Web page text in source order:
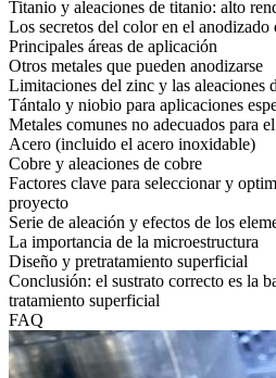
Titanio y aleaciones de titanio: alto
Los secretos del color en el anodizado
Principales áreas de aplicación
Otros metales que pueden anodizarse
Limitaciones del zinc y las aleaciones
Tántalo y niobio para aplicaciones
Metales comunes no adecuados para
Acero (incluido el acero inoxidable)
Cobre y aleaciones de cobre
Factores clave para seleccionar y
proyecto
Serie de aleación y efectos de los
La importancia de la microestructura
Diseño y pretratamiento superficial
Conclusión: el sustrato correcto es la
tratamiento superficial
FAQ